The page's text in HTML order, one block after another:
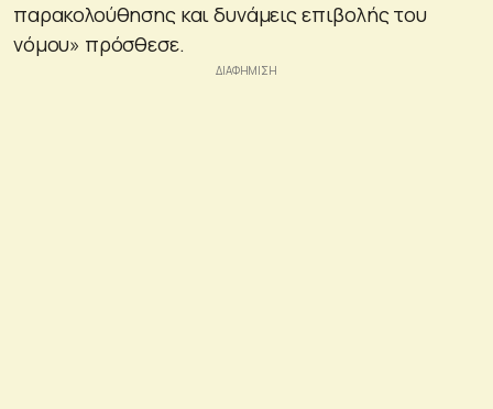
παρακολούθησης και δυνάμεις επιβολής του
νόμου» πρόσθεσε.